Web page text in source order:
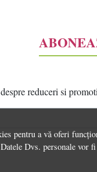
pentru a vă oferi
Dvs. personale vor
reduceri si